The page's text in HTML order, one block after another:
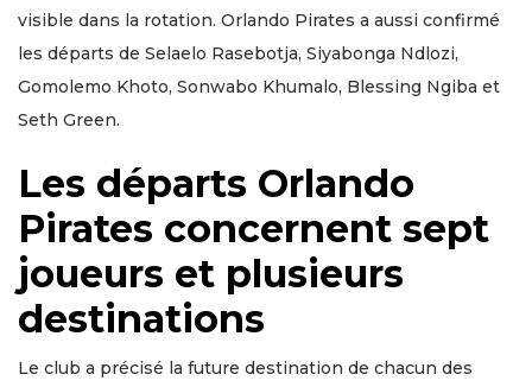
visible dans la rotation. Orlando Pirates a aussi confirmé
les départs de Selaelo Rasebotja, Siyabonga Ndlozi,
Gomolemo Khoto, Sonwabo Khumalo, Blessing Ngiba et
Seth Green.
Les départs Orlando
Pirates concernent sept
joueurs et plusieurs
destinations
Le club a précisé la future destination de chacun des